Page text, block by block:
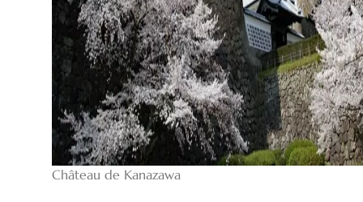
Château de Kanazawa